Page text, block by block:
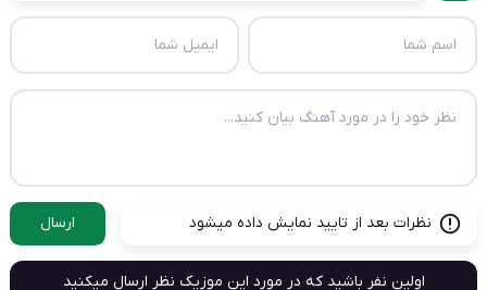
نظرات بعد از تایید نمایش داده میشود ارسال
اولین نفر باشید که در مورد این موزیک نظر ارسال میکنید